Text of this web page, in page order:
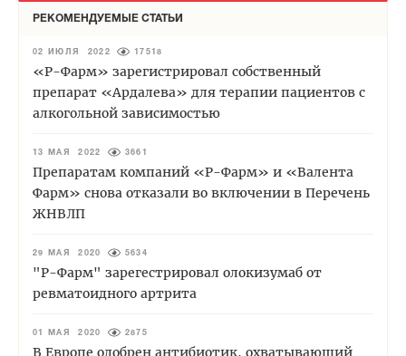
РЕКОМЕНДУЕМЫЕ СТАТЬИ
02 ИЮЛЯ 2022 17518
«Р-Фарм» зарегистрировал собственный
препарат «Ардалева» для терапии пациентов с
алкогольной зависимостью
13 МАЯ 2022 3661
Препаратам компаний «Р-Фарм» и «Валента
Фарм» снова отказали во включении в Перечень
ЖНВЛП
29 МАЯ 2020 5634
"Р-Фарм" зарегестрировал олокизумаб от
ревматоидного артрита
01 МАЯ 2020 2875
В Европе одобрен антибиотик, охватывающий